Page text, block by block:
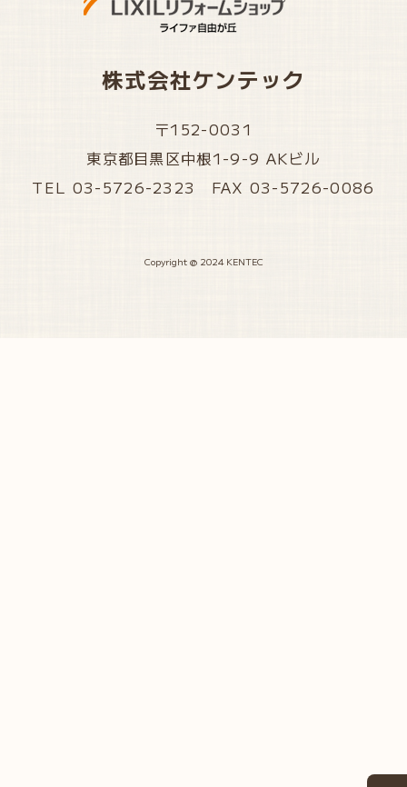
株式会社ケンテック
〒152-0031
東京都目黒区中根1-9-9 AKビル
TEL 03-5726-2323 FAX 03-5726-0086
Copyright @ 2024 KENTEC